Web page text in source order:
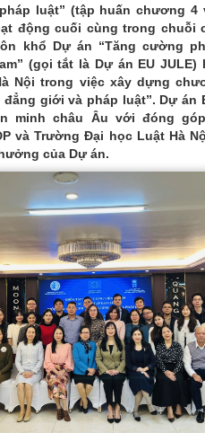
luật” (tập huấn chương 4
động cuối cùng trong chuỗi
khổ Dự án “Tăng cường
(gọi tắt là Dự án EU
Nội trong việc xây dựng
giới và pháp luật”. Dự án
minh châu Âu với đóng
và Trường Đại học Luật Hà
của Dự án.